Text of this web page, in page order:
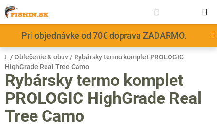
Prejsť
na
obsah
Pri objednávke od 70€ doprava ZADARMO.
KOŠÍK
Domov
/ Oblečenie & obuv / Rybársky termo komplet PROLOGIC
HighGrade Real Tree Camo
Rybársky termo komplet
PROLOGIC HighGrade Real
Tree Camo